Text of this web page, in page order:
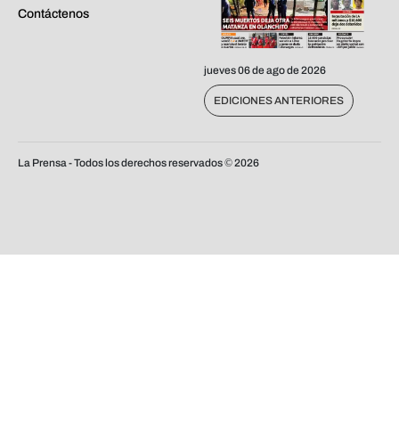
Contáctenos
jueves 06 de ago de 2026
EDICIONES ANTERIORES
La Prensa - Todos los derechos reservados ©2026